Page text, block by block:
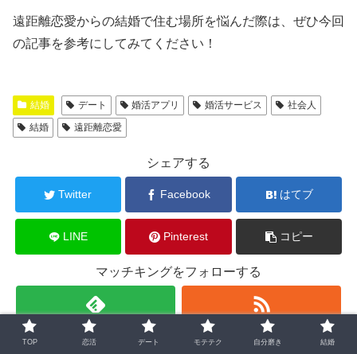
遠距離恋愛からの結婚で住む場所を悩んだ際は、ぜひ今回
の記事を参考にしてみてください！
結婚 デート 婚活アプリ 婚活サービス
社会人
結婚
遠距離恋愛
シェアする
Twitter Facebook はてブ
LINE Pinterest コピー
マッチキングをフォローする
マッチキング
TOP 恋活 デート モテテク 自分磨き 結婚